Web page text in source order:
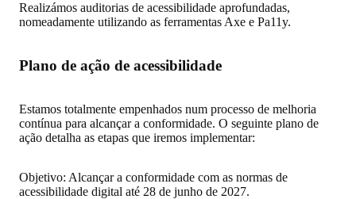
Realizámos auditorias de acessibilidade aprofundadas,
nomeadamente utilizando as ferramentas Axe e Pa11y.
Plano de ação de acessibilidade
Estamos totalmente empenhados num processo de melhoria
contínua para alcançar a conformidade. O seguinte plano de
ação detalha as etapas que iremos implementar:
Objetivo: Alcançar a conformidade com as normas de
acessibilidade digital até 28 de junho de 2027.